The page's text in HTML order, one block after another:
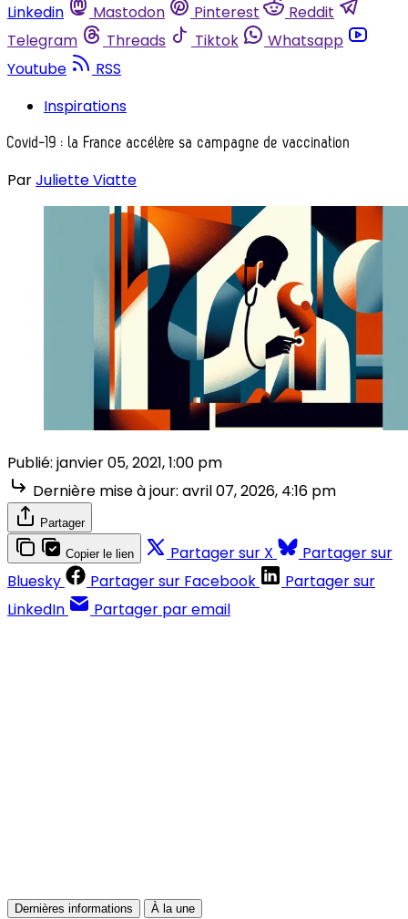
Linkedin
Mastodon Pinterest
Reddit
Telegram
Threads Tiktok
Whatsapp
Youtube
RSS
Inspirations
Covid-19 : la France accélère sa campagne de vaccination
ParJuliette Viatte
Publié: janvier 05, 2021, 1:00 pm
Dernière mise à jour: avril 07, 2026, 4:16 pm
Partager
Copier le lien Partager sur X
Partager sur
Bluesky
Partager sur Facebook
Partager sur
LinkedIn
Partager par email
Dernières informations À la une